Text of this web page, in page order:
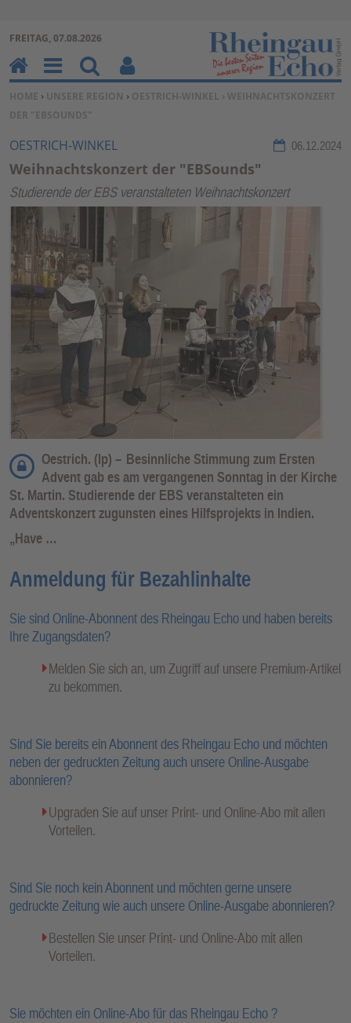
Zum Inhalt springen ↓
FREITAG, 07.08.2026
SIE BEFINDEN SICH HIER:
HOME › UNSERE REGION › OESTRICH-WINKEL › WEIHNACHTSKONZERT
DER "EBSOUNDS"
OESTRICH-WINKEL 06.12.2024
Weihnachtskonzert der "EBSounds"
Studierende der EBS veranstalteten Weihnachtskonzert
Oestrich. (lp) – Besinnliche Stimmung zum Ersten
Advent gab es am vergangenen Sonntag in der Kirche
St. Martin. Studierende der EBS veranstalteten ein
Adventskonzert zugunsten eines Hilfsprojekts in Indien.
„Have …
Anmeldung für Bezahlinhalte
Sie sind Online-Abonnent des Rheingau Echo und haben bereits
Ihre Zugangsdaten?
Melden Sie sich an, um Zugriff auf unsere Premium-Artikel
zu bekommen.
Sind Sie bereits ein Abonnent des Rheingau Echo und möchten
neben der gedruckten Zeitung auch unsere Online-Ausgabe
abonnieren?
Upgraden Sie auf unser Print- und Online-Abo mit allen
Vorteilen.
Sind Sie noch kein Abonnent und möchten gerne unsere
gedruckte Zeitung wie auch unsere Online-Ausgabe abonnieren?
Bestellen Sie unser Print- und Online-Abo mit allen
Vorteilen.
Sie möchten ein Online-Abo für das Rheingau Echo ?
H
o
m
e
M
en
u
Su
ch
en
Be
nu
erf
un
kti
on
en